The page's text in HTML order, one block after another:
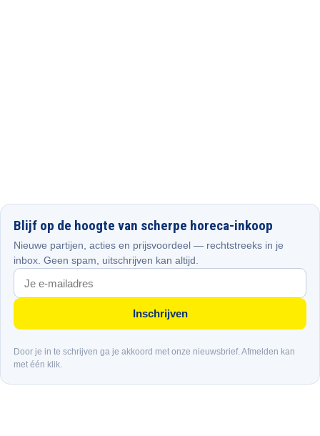
Blijf op de hoogte van scherpe horeca-inkoop
Nieuwe partijen, acties en prijsvoordeel — rechtstreeks in je
inbox. Geen spam, uitschrijven kan altijd.
Inschrijven
Door je in te schrijven ga je akkoord met onze nieuwsbrief. Afmelden kan
met één klik.